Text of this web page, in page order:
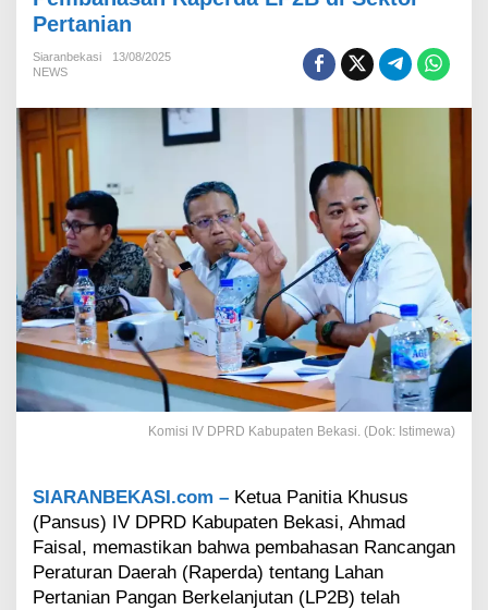
p
e
n
a
s
i
T
u
t
a
s
k
a
e
m
b
a
h
a
Pertanian
Siaranbekasi
13/08/2025
NEWS
Komisi IV DPRD Kabupaten Bekasi. (Dok: Istimewa)
SIARANBEKASI.com – Ketua Panitia Khusus
(Pansus) IV DPRD Kabupaten Bekasi, Ahmad
Faisal, memastikan bahwa pembahasan Rancangan
Peraturan Daerah (Raperda) tentang Lahan
Pertanian Pangan Berkelanjutan (LP2B) telah